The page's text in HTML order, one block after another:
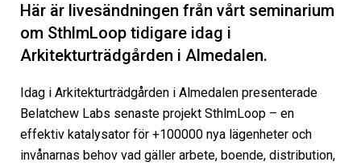
Här är livesändningen från vårt seminarium
om SthlmLoop tidigare idag i
Arkitekturträdgården i Almedalen.
Idag i Arkitekturträdgården i Almedalen presenterade
Belatchew Labs senaste projekt SthlmLoop – en
effektiv katalysator för +100000 nya lägenheter och
invånarnas behov vad gäller arbete, boende, distribution,